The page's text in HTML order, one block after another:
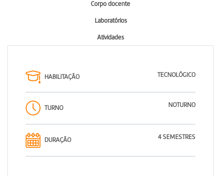
Corpo docente
Laboratórios
Atividades
HABILITAÇÃO TECNOLÓGICO
TURNO NOTURNO
DURAÇÃO 4 SEMESTRES